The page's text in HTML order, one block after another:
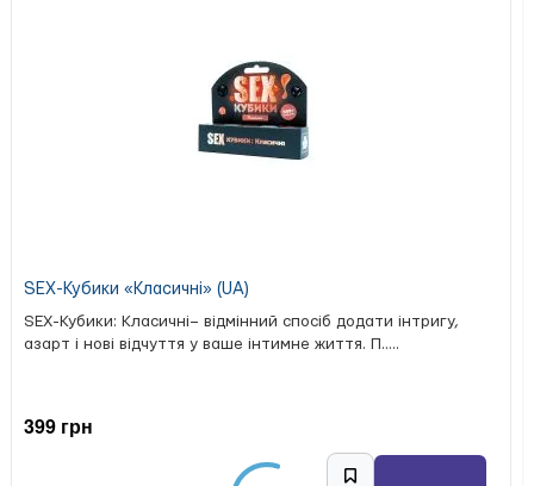
Це простий інструмент для того, щоб частіше ділитися
увагою, планувати невеликі радості та зберігати
спогади. Якщо плануєтекупити чекову книжку бажань
обирайте «DREAM BOOK» — зрозумілий формат, 12
готових епізодів і теплі емоції для вас обох.
SEX-Кубики «Класичні» (UA)
SEX-Кубики: Класичні– відмінний спосіб додати інтригу,
азарт і нові відчуття у ваше інтимне життя. П.....
399 грн